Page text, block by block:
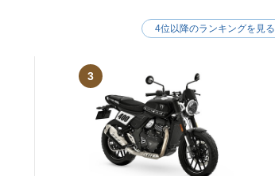
3
4位以降のランキングを見る